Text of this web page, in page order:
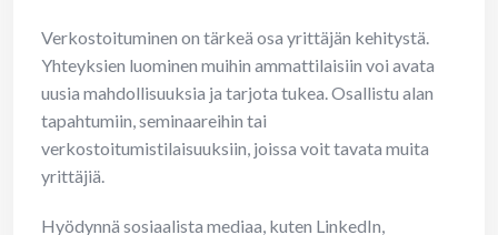
Verkostoituminen on tärkeä osa yrittäjän kehitystä.
Yhteyksien luominen muihin ammattilaisiin voi avata
uusia mahdollisuuksia ja tarjota tukea. Osallistu alan
tapahtumiin, seminaareihin tai
verkostoitumistilaisuuksiin, joissa voit tavata muita
yrittäjiä.
Hyödynnä sosiaalista mediaa, kuten LinkedIn,